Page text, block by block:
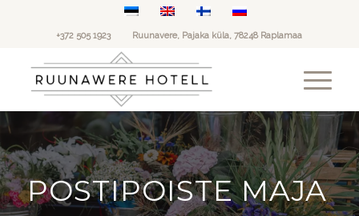
+372 505 1923 Ruunavere, Pajaka küla, 78248 Raplamaa
POSTIPOISTE MAJA